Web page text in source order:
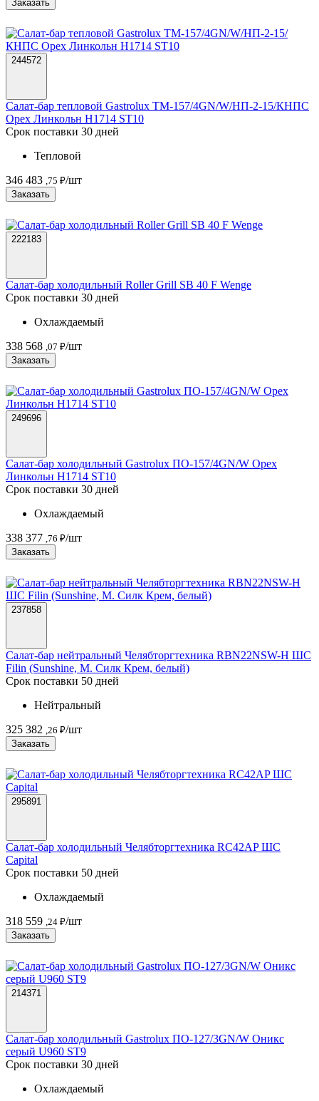
Заказать
244572
Салат-бар тепловой Gastrolux ТМ-157/4GN/W/НП-2-15/КНПС
Орех Линкольн H1714 ST10
Срок поставки 30 дней
Тепловой
346 483 ,75 ₽/шт
Заказать
222183
Салат-бар холодильный Roller Grill SB 40 F Wenge
Срок поставки 30 дней
Охлаждаемый
338 568 ,07 ₽/шт
Заказать
249696
Салат-бар холодильный Gastrolux ПО-157/4GN/W Орех
Линкольн H1714 ST10
Срок поставки 30 дней
Охлаждаемый
338 377 ,76 ₽/шт
Заказать
237858
Салат-бар нейтральный Челябторгтехника RBN22NSW-Н ШС
Filin (Sunshine, М. Силк Крем, белый)
Срок поставки 50 дней
Нейтральный
325 382 ,26 ₽/шт
Заказать
295891
Салат-бар холодильный Челябторгтехника RC42AP ШС
Capital
Срок поставки 50 дней
Охлаждаемый
318 559 ,24 ₽/шт
Заказать
214371
Салат-бар холодильный Gastrolux ПО-127/3GN/W Оникс
серый U960 ST9
Срок поставки 30 дней
Охлаждаемый